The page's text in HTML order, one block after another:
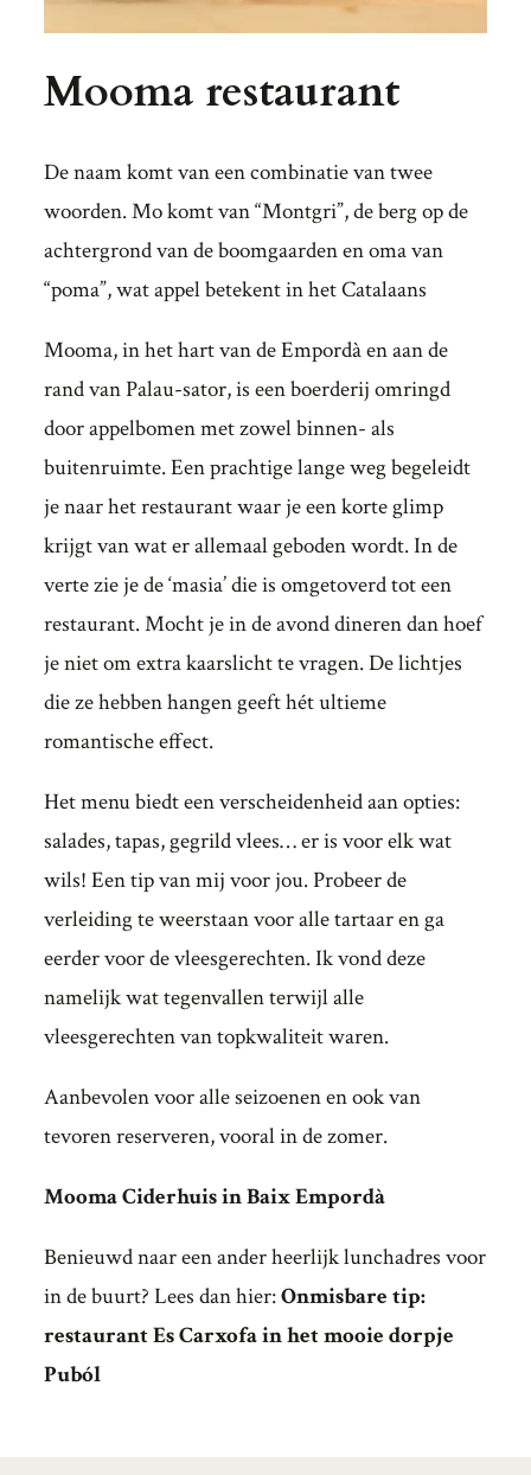
Mooma restaurant
De naam komt van een combinatie van twee
woorden. Mo komt van “Montgri”, de berg op de
achtergrond van de boomgaarden en oma van
“poma”, wat appel betekent in het Catalaans
Mooma, in het hart van de Empordà en aan de
rand van Palau-sator, is een boerderij omringd
door appelbomen met zowel binnen- als
buitenruimte. Een prachtige lange weg begeleidt
je naar het restaurant waar je een korte glimp
krijgt van wat er allemaal geboden wordt. In de
verte zie je de ‘masia’ die is omgetoverd tot een
restaurant. Mocht je in de avond dineren dan hoef
je niet om extra kaarslicht te vragen. De lichtjes
die ze hebben hangen geeft hét ultieme
romantische effect.
Het menu biedt een verscheidenheid aan opties:
salades, tapas, gegrild vlees… er is voor elk wat
wils! Een tip van mij voor jou. Probeer de
verleiding te weerstaan voor alle tartaar en ga
eerder voor de vleesgerechten. Ik vond deze
namelijk wat tegenvallen terwijl alle
vleesgerechten van topkwaliteit waren.
Aanbevolen voor alle seizoenen en ook van
tevoren reserveren, vooral in de zomer.
Mooma Ciderhuis in Baix Empordà
Benieuwd naar een ander heerlijk lunchadres voor
in de buurt? Lees dan hier:Onmisbare tip:
restaurant Es Carxofa in het mooie dorpje
Puból